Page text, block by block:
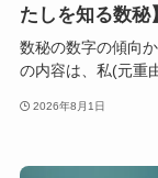
たしを知る数秘】
数秘の数字の傾向
の内容は、私(元重
2026年8月1日